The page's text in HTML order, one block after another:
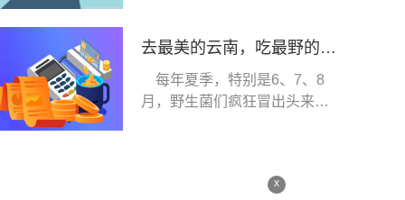
去最美的云南，吃最野的菌子！
每年夏季，特别是6、7、8
月，野生菌们疯狂冒出头来，
x